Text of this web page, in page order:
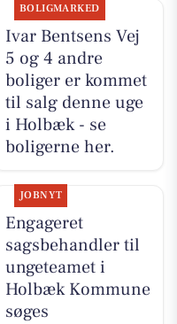
BOLIGMARKED
Ivar Bentsens Vej
5 og 4 andre
boliger er kommet
til salg denne uge
i Holbæk - se
boligerne her.
JOBNYT
Engageret
sagsbehandler til
ungeteamet i
Holbæk Kommune
søges